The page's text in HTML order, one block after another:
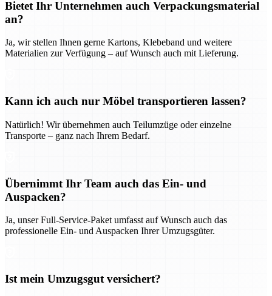
Bietet Ihr Unternehmen auch Verpackungsmaterial
an?
Ja, wir stellen Ihnen gerne Kartons, Klebeband und weitere
Materialien zur Verfügung – auf Wunsch auch mit Lieferung.
Kann ich auch nur Möbel transportieren lassen?
Natürlich! Wir übernehmen auch Teilumzüge oder einzelne
Transporte – ganz nach Ihrem Bedarf.
Übernimmt Ihr Team auch das Ein- und
Auspacken?
Ja, unser Full-Service-Paket umfasst auf Wunsch auch das
professionelle Ein- und Auspacken Ihrer Umzugsgüter.
Ist mein Umzugsgut versichert?